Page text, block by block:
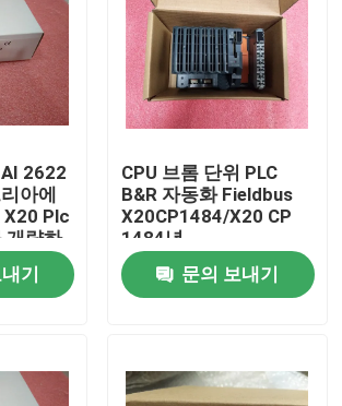
2622
아에
X20 Plc
개량하
기
CPU 브롬 단위 PLC
B&R 자동화 Fieldbus
X20CP1484/X20 CP
1484년
문의 보내기